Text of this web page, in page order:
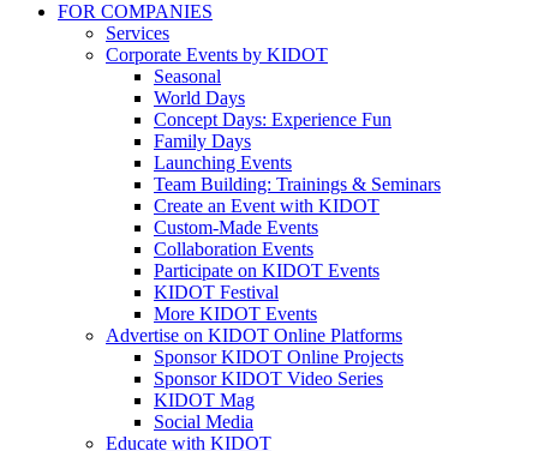
FOR COMPANIES
Services
Corporate Events by KIDOT
Seasonal
World Days
Concept Days: Experience Fun
Family Days
Launching Events
Team Building: Trainings & Seminars
Create an Event with KIDOT
Custom-Made Events
Collaboration Events
Participate on KIDOT Events
KIDOT Festival
More KIDOT Events
Advertise on KIDOT Online Platforms
Sponsor KIDOT Online Projects
Sponsor KIDOT Video Series
KIDOT Mag
Social Media
Educate with KIDOT